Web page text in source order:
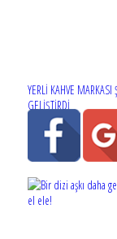
YERLİ KAHVE
GELİŞTİRDİ